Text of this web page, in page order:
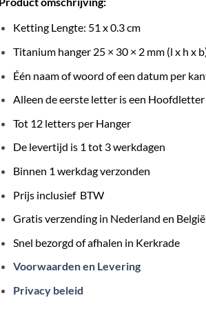
Ketting Lengte: 51 x 0.3 cm
Titanium hanger 25 × 30 × 2 mm (l x h x
Één naam of woord of een datum per
Alleen de eerste letter is een Hoofdletter
Tot 12 letters per Hanger
De levertijd is 1 tot 3 werkdagen
Binnen 1 werkdag verzonden
Prijs inclusief BTW
Gratis verzending in Nederland en België
Snel bezorgd of afhalen in Kerkrade
Voorwaarden en Levering
Privacy beleid